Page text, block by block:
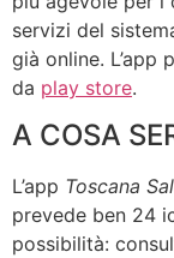
servizi del
già online. L’app
da play store.
A COSA
L’app Toscana
prevede ben 24
possibilità: